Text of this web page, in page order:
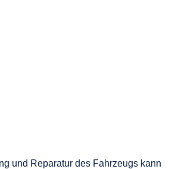
und Reparatur des Fahrzeugs kann